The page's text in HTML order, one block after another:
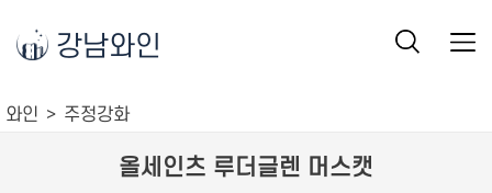
강남와인
와인 주정강화
올세인츠 루더글렌 머스캣